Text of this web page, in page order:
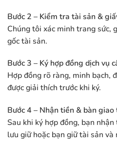
Bước 2 – Kiểm tra tài sản &
Chúng tôi xác minh trang sức,
gốc tài sản.
Bước 3 – Ký hợp đồng dịch vụ
Hợp đồng rõ ràng, minh bạch,
được giải thích trước khi ký.
Bước 4 – Nhận tiền & bàn giao
Sau khi ký hợp đồng, bạn
lưu giữ hoặc bạn giữ tài sản